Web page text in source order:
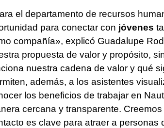
el departamento de recursos
para conectar con jóvenes
compañía», explicó Guadalupe
propuesta de valor y propósito,
nuestra cadena de valor y qué
además, a los asistentes
los beneficios de trabajar en
cercana y transparente.
es clave para atraer a personas